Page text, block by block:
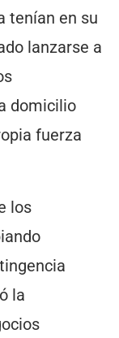
tenían en su
lanzarse a
domicilio
fuerza
los
la